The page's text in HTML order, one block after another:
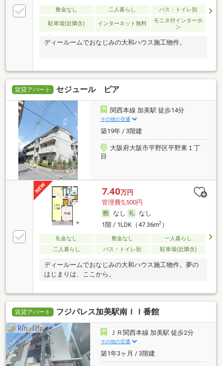
敷金なし 二人暮らし バス・トイレ別
駐車場(近隣含) インターネット無料
モニタ付インターホ
ン
ディールームでおなじみの大和ハウス施工物件。
賃貸アパート セジュール ピア
関西本線 加美駅 徒歩14分
その他の交通
築19年 / 3階建
大阪府大阪市平野区平野東１丁
目
7.40万円
管理費5,500円
なし
なし
1階 / 1LDK（47.36m2）
礼金なし 敷金なし
一人暮らし
二人暮らし
バス・トイレ別 駐車場(近隣含)
ディールームでおなじみの大和ハウス施工物件。夢の
はじまりは、ここから。
賃貸アパート フジパレス加美駅南ＩＩ番館
ＪＲ関西本線 加美駅 徒歩2分
その他の交通
築1年3ヶ月 / 3階建